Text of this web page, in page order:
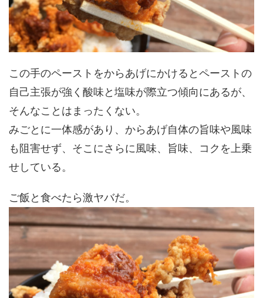
この手のペーストをからあげにかけるとペーストの
自己主張が強く酸味と塩味が際立つ傾向にあるが、
そんなことはまったくない。
みごとに一体感があり、からあげ自体の旨味や風味
も阻害せず、そこにさらに風味、旨味、コクを上乗
せしている。
ご飯と食べたら激ヤバだ。